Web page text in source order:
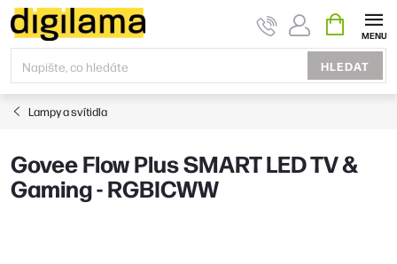
Přejít
na
obsah
HLEDAT
KOŠÍK
Lampy a svítidla
Govee Flow Plus SMART LED TV &
Gaming - RGBICWW